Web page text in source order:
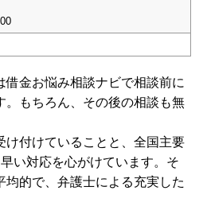
借金お悩み相談ナビで相談前に
。もちろん、その後の相談も無
け付けていることと、全国主要
い対応を心がけています。そ
均的で、弁護士による充実した